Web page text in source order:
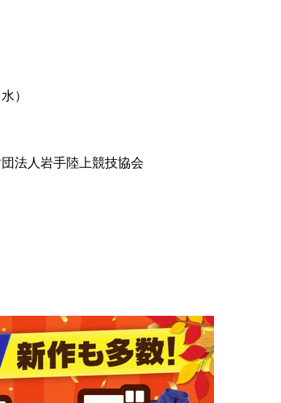
水）
法人岩手陸上競技協会